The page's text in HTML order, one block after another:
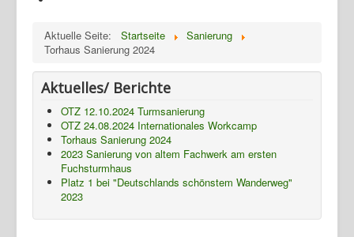
Ziegenhain
NTH
Aktuelle Seite: Startseite
Sanierung
Torhaus Sanierung 2024
Aktuelles/ Berichte
OTZ 12.10.2024 Turmsanierung
OTZ 24.08.2024 Internationales Workcamp
Torhaus Sanierung 2024
2023 Sanierung von altem Fachwerk am ersten
Fuchsturmhaus
Platz 1 bei "Deutschlands schönstem Wanderweg"
2023